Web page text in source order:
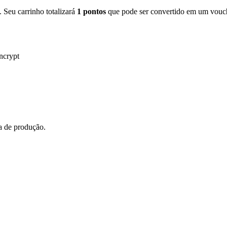
. Seu carrinho totalizará 1 pontos que pode ser convertido em um
de produção.